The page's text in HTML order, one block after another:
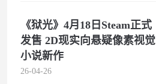
《狱光》4月18日Steam正式
发售 2D现实向悬疑像素视觉
小说新作
26-04-26